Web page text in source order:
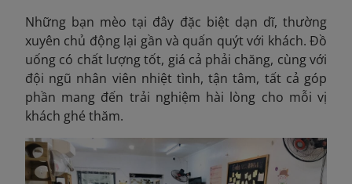
Những bạn mèo tại đây đặc biệt dạn dĩ, thường
xuyên chủ động lại gần và quấn quýt với khách. Đồ
uống có chất lượng tốt, giá cả phải chăng, cùng với
đội ngũ nhân viên nhiệt tình, tận tâm, tất cả góp
phần mang đến trải nghiệm hài lòng cho mỗi vị
khách ghé thăm.